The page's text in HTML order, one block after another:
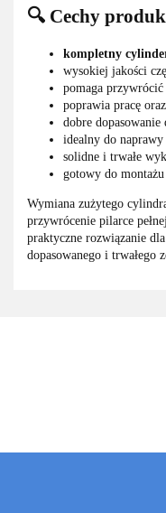
🔍 Cechy
kompletny
wysokiej jakości
pomaga
poprawia pracę
dobre
idealny do
solidne i trwałe
gotowy do montażu
Wymiana zużytego
przywrócenie pilarce
praktyczne rozwiązanie
dopasowanego i trwałego